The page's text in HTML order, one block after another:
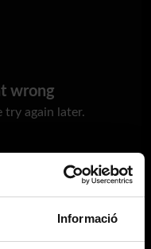
Informació
wrong
try again later.